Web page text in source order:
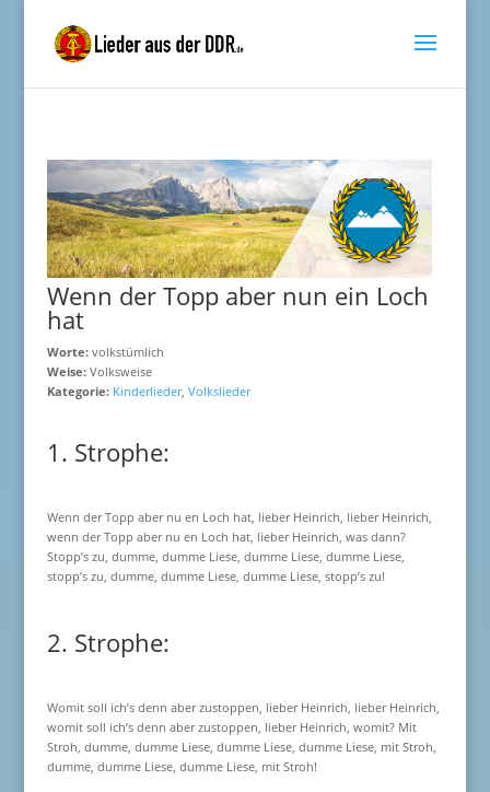
Wenn der Topp aber nun ein Loch
hat
Worte:volkstümlich
Weise:Volksweise
Kategorie: Kinderlieder, Volkslieder
1. Strophe:
Wenn der Topp aber nu en Loch hat, lieber Heinrich, lieber Heinrich,
wenn der Topp aber nu en Loch hat, lieber Heinrich, was dann?
Stopp’s zu, dumme, dumme Liese, dumme Liese, dumme Liese,
stopp’s zu, dumme, dumme Liese, dumme Liese, stopp’s zu!
2. Strophe:
Womit soll ich’s denn aber zustoppen, lieber Heinrich, lieber Heinrich,
womit soll ich’s denn aber zustoppen, lieber Heinrich, womit? Mit
Stroh, dumme, dumme Liese, dumme Liese, dumme Liese, mit Stroh,
dumme, dumme Liese, dumme Liese, mit Stroh!